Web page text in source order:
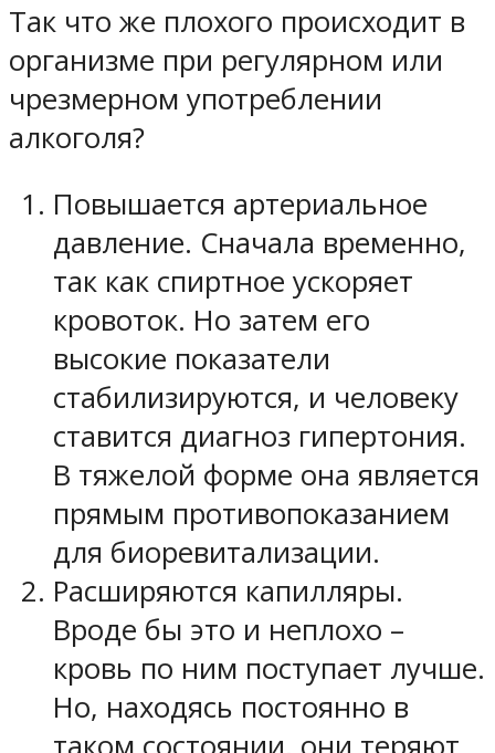
Так что же плохого происходит в
организме при регулярном или
чрезмерном употреблении
алкоголя?
Повышается артериальное
давление. Сначала временно,
так как спиртное ускоряет
кровоток. Но затем его
высокие показатели
стабилизируются, и человеку
ставится диагноз гипертония.
В тяжелой форме она является
прямым противопоказанием
для биоревитализации.
Расширяются капилляры.
Вроде бы это и неплохо –
кровь по ним поступает лучше.
Но, находясь постоянно в